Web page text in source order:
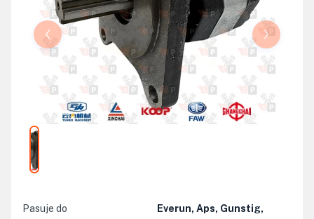
Pasuje do
Everun, Aps, Gunstig,